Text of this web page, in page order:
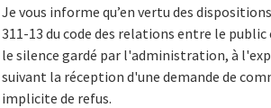
Je vous informe qu’en vertu des
311-13 du code des relations entre le
le silence gardé par l'administration, à
suivant la réception d'une demande de
implicite de refus.